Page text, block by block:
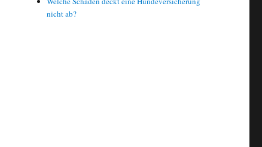
nicht ab?